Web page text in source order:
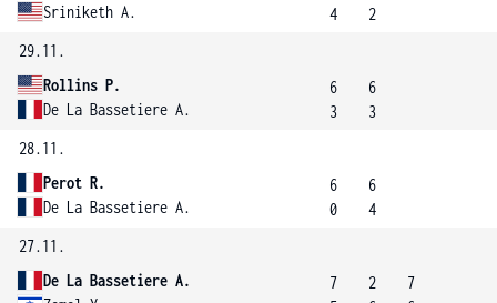
Sriniketh A.
4
2
29.11.
Rollins P.
De La Bassetiere A.
6
3
6
3
28.11.
Perot R.
De La Bassetiere A.
6
0
6
4
27.11.
De La Bassetiere A.
7
2
7